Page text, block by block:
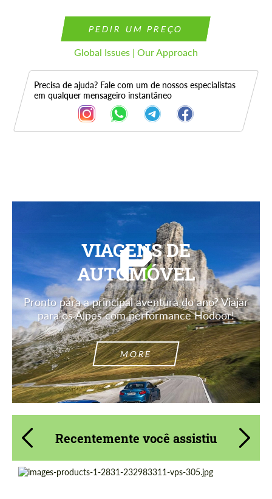
PEDIR UM PREÇO
Global Issues | Our Approach
Precisa de ajuda? Fale com um de nossos especialistas
em qualquer mensageiro instantâneo
VIAGENS DE
AUTOMÓVEL
Pronto para a principal aventura do ano? Viajar
para os Alpes com performance Hodoor!
MORE
Recentemente você assistiu